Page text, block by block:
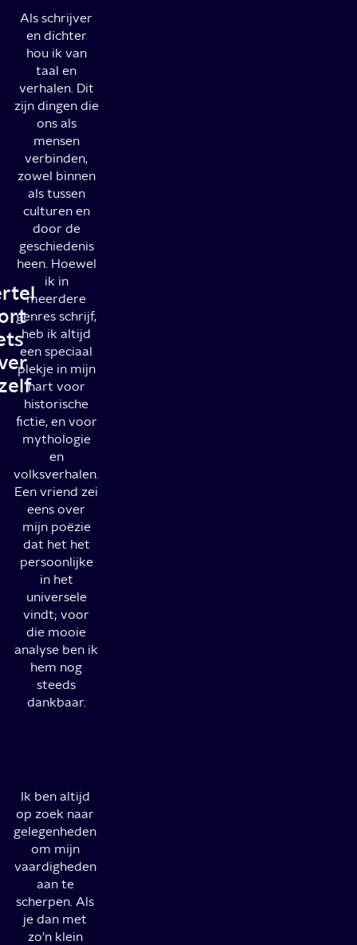
Als schrijver
en dichter
hou ik van
taal en
verhalen. Dit
zijn dingen die
ons als
mensen
verbinden,
zowel binnen
als tussen
culturen en
door de
geschiedenis
heen. Hoewel
ik in
meerdere
genres schrijf,
heb ik altijd
een speciaal
plekje in mijn
hart voor
historische
fictie, en voor
mythologie
en
volksverhalen.
Een vriend zei
eens over
mijn poëzie
dat het het
persoonlijke
in het
universele
vindt; voor
die mooie
analyse ben ik
hem nog
steeds
dankbaar.
Ik ben altijd
op zoek naar
gelegenheden
om mijn
vaardigheden
aan te
scherpen. Als
je dan met
zo'n klein